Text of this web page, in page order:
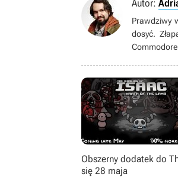
Autor:
Prawdziwy
dosyć.
książek,
Obszerny dodatek do
się 28 maja